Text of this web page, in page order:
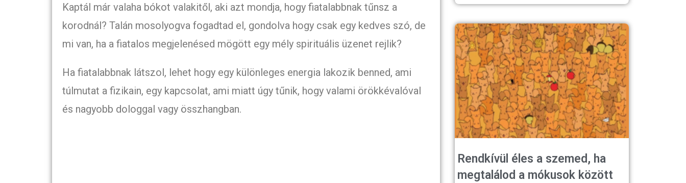
Kaptál már valaha bókot valakitől, aki azt mondja, hogy fiatalabbnak tűnsz a
korodnál? Talán mosolyogva fogadtad el, gondolva hogy csak egy kedves szó, de
mi van, ha a fiatalos megjelenésed mögött egy mély spirituális üzenet rejlik?
Ha fiatalabbnak látszol, lehet hogy egy különleges energia lakozik benned, ami
túlmutat a fizikain, egy kapcsolat, ami miatt úgy tűnik, hogy valami örökkévalóval
és nagyobb dologgal vagy összhangban.
Rendkívül éles a szemed, ha
megtalálod a mókusok között